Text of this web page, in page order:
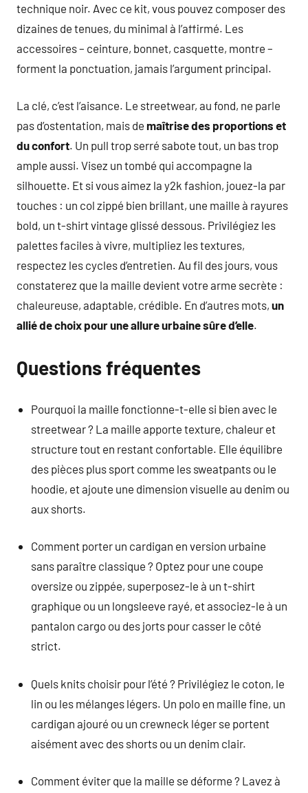
technique noir. Avec ce kit, vous pouvez composer des
dizaines de tenues, du minimal à l’affirmé. Les
accessoires – ceinture, bonnet, casquette, montre –
forment la ponctuation, jamais l’argument principal.
La clé, c’est l’aisance. Le streetwear, au fond, ne parle
pas d’ostentation, mais de maîtrise des proportions et
du confort. Un pull trop serré sabote tout, un bas trop
ample aussi. Visez un tombé qui accompagne la
silhouette. Et si vous aimez la y2k fashion, jouez-la par
touches : un col zippé bien brillant, une maille à rayures
bold, un t-shirt vintage glissé dessous. Privilégiez les
palettes faciles à vivre, multipliez les textures,
respectez les cycles d’entretien. Au fil des jours, vous
constaterez que la maille devient votre arme secrète :
chaleureuse, adaptable, crédible. En d’autres mots, un
allié de choix pour une allure urbaine sûre d’elle.
Questions fréquentes
Pourquoi la maille fonctionne-t-elle si bien avec le
streetwear ? La maille apporte texture, chaleur et
structure tout en restant confortable. Elle équilibre
des pièces plus sport comme les sweatpants ou le
hoodie, et ajoute une dimension visuelle au denim ou
aux shorts.
Comment porter un cardigan en version urbaine
sans paraître classique ? Optez pour une coupe
oversize ou zippée, superposez-le à un t-shirt
graphique ou un longsleeve rayé, et associez-le à un
pantalon cargo ou des jorts pour casser le côté
strict.
Quels knits choisir pour l’été ? Privilégiez le coton, le
lin ou les mélanges légers. Un polo en maille fine, un
cardigan ajouré ou un crewneck léger se portent
aisément avec des shorts ou un denim clair.
Comment éviter que la maille se déforme ? Lavez à